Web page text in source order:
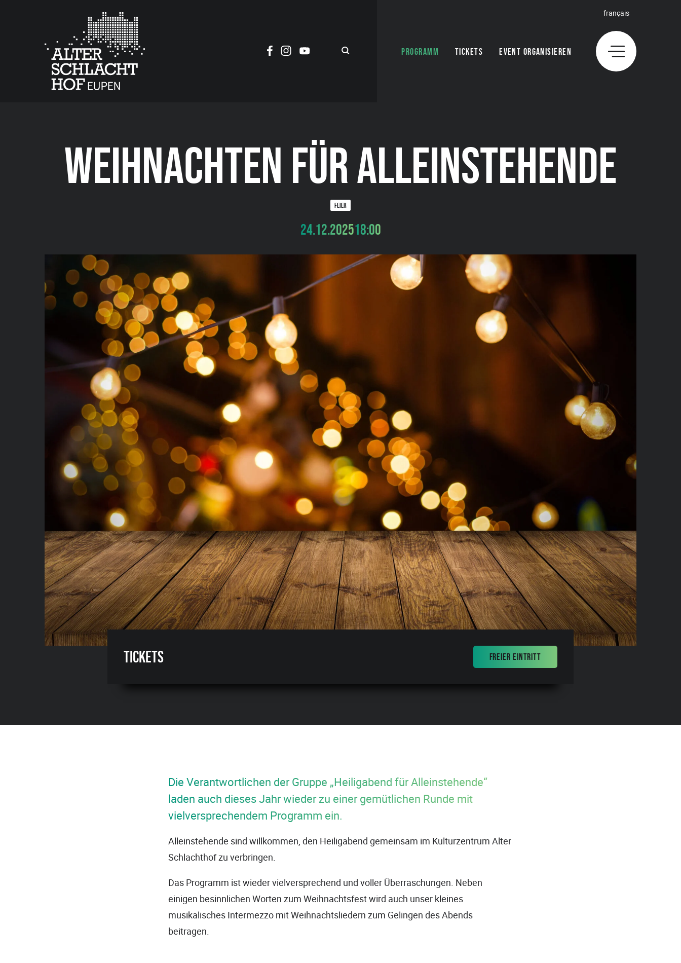
PROGRAMM TICKETS EVENT ORGANISIEREN
français
WEIHNACHTEN FÜR ALLEINSTEHENDE
FEIER
24.12.202518:00
Tickets FREIER EINTRITT
Die Verantwortlichen der Gruppe „Heiligabend für Alleinstehende“
laden auch dieses Jahr wieder zu einer gemütlichen Runde mit
vielversprechendem Programm ein.
Alleinstehende sind willkommen, den Heiligabend gemeinsam im Kulturzentrum Alter
Schlachthof zu verbringen.
Das Programm ist wieder vielversprechend und voller Überraschungen. Neben
einigen besinnlichen Worten zum Weihnachtsfest wird auch unser kleines
musikalisches Intermezzo mit Weihnachtsliedern zum Gelingen des Abends
beitragen.